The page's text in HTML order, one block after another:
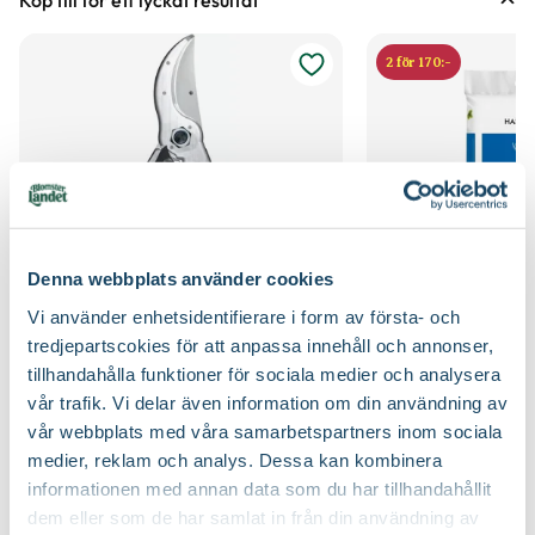
Denna webbplats använder cookies
Vi använder enhetsidentifierare i form av första- och
tredjepartscokies för att anpassa innehåll och annonser,
tillhandahålla funktioner för sociala medier och analysera
vår trafik. Vi delar även information om din användning av
vår webbplats med våra samarbetspartners inom sociala
medier, reklam och analys. Dessa kan kombinera
informationen med annan data som du har tillhandahållit
dem eller som de har samlat in från din användning av
100 - 150 cm Höjd på trädgårdsväxter
Kvalitet - typ av planta Buskplanta
Kompakt, Långsamväxande
Bladfärg Mörkgrön
Blomningstid Maj
Utmärkande egenskaper Vintergrön
Certifiering MPS Vad betyder märkningen?
Ursprung C och S Europa - V Asien, N Afrika
Vad är odlingszon?
Planteringsavstånd (cc)
Mullrik jord, Näringsrik jord, Väldränerad jord
Jordprodukter Barkmull, Planteringsjord
Beskärningssätt Lämpar sig för formklippning
Beskärningstid Juli-september (JAS-perioden), På hösten, På
vårvintern
Sekatör Felco 4
Felco
579:-
Välj butik
Online
Slut i lager
till Sekatör Felco 4 produktsida
2 för 170:-
Hasselfors P-
Hasselfors Garden
8990
Välj butik
Online